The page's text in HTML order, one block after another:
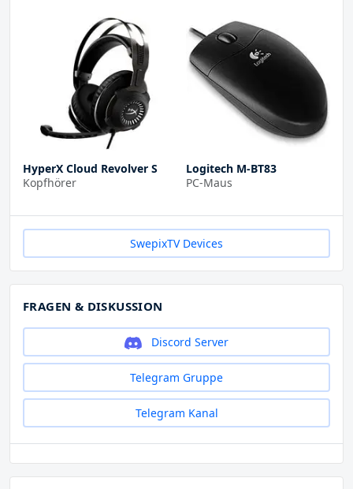
HyperX Cloud Revolver S
Kopfhörer
Logitech M-BT83
PC-Maus
SwepixTV Devices
FRAGEN & DISKUSSION
Discord Server
Telegram Gruppe
Telegram Kanal